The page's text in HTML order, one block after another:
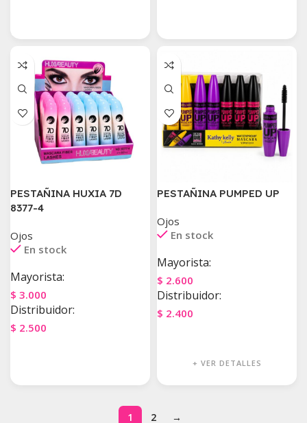
PESTAÑINA HUXIA 7D
8377-4
Ojos
En stock
Mayorista:
$ 3.000
Distribuidor:
$ 2.500
PESTAÑINA PUMPED UP
Ojos
En stock
Mayorista:
$ 2.600
Distribuidor:
$ 2.400
+ VER DETALLES
1 2 →